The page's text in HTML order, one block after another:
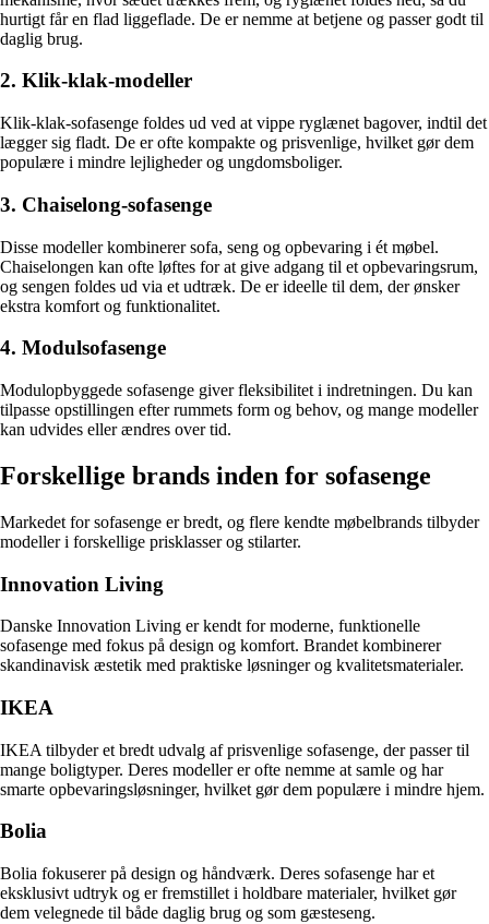
hurtigt får en flad liggeflade. De er nemme at betjene og passer godt til
daglig brug.
2. Klik-klak-modeller
Klik-klak-sofasenge foldes ud ved at vippe ryglænet bagover, indtil det
lægger sig fladt. De er ofte kompakte og prisvenlige, hvilket gør dem
populære i mindre lejligheder og ungdomsboliger.
3. Chaiselong-sofasenge
Disse modeller kombinerer sofa, seng og opbevaring i ét møbel.
Chaiselongen kan ofte løftes for at give adgang til et opbevaringsrum,
og sengen foldes ud via et udtræk. De er ideelle til dem, der ønsker
ekstra komfort og funktionalitet.
4. Modulsofasenge
Modulopbyggede sofasenge giver fleksibilitet i indretningen. Du kan
tilpasse opstillingen efter rummets form og behov, og mange modeller
kan udvides eller ændres over tid.
Forskellige brands inden for sofasenge
Markedet for sofasenge er bredt, og flere kendte møbelbrands tilbyder
modeller i forskellige prisklasser og stilarter.
Innovation Living
Danske Innovation Living er kendt for moderne, funktionelle
sofasenge med fokus på design og komfort. Brandet kombinerer
skandinavisk æstetik med praktiske løsninger og kvalitetsmaterialer.
IKEA
IKEA tilbyder et bredt udvalg af prisvenlige sofasenge, der passer til
mange boligtyper. Deres modeller er ofte nemme at samle og har
smarte opbevaringsløsninger, hvilket gør dem populære i mindre hjem.
Bolia
Bolia fokuserer på design og håndværk. Deres sofasenge har et
eksklusivt udtryk og er fremstillet i holdbare materialer, hvilket gør
dem velegnede til både daglig brug og som gæsteseng.